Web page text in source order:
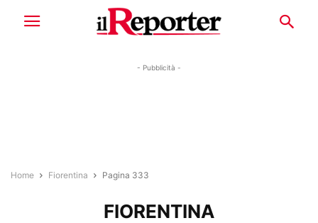
- Pubblicità -
Home Fiorentina Pagina 333
FIORENTINA